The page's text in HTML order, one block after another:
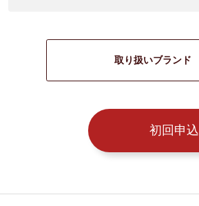
取り扱いブランド
初回申込